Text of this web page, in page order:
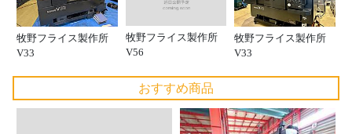
牧野フライス製作所
V33
牧野フライス製作所
V56
牧野フライス製作所
V33
おすすめ商品